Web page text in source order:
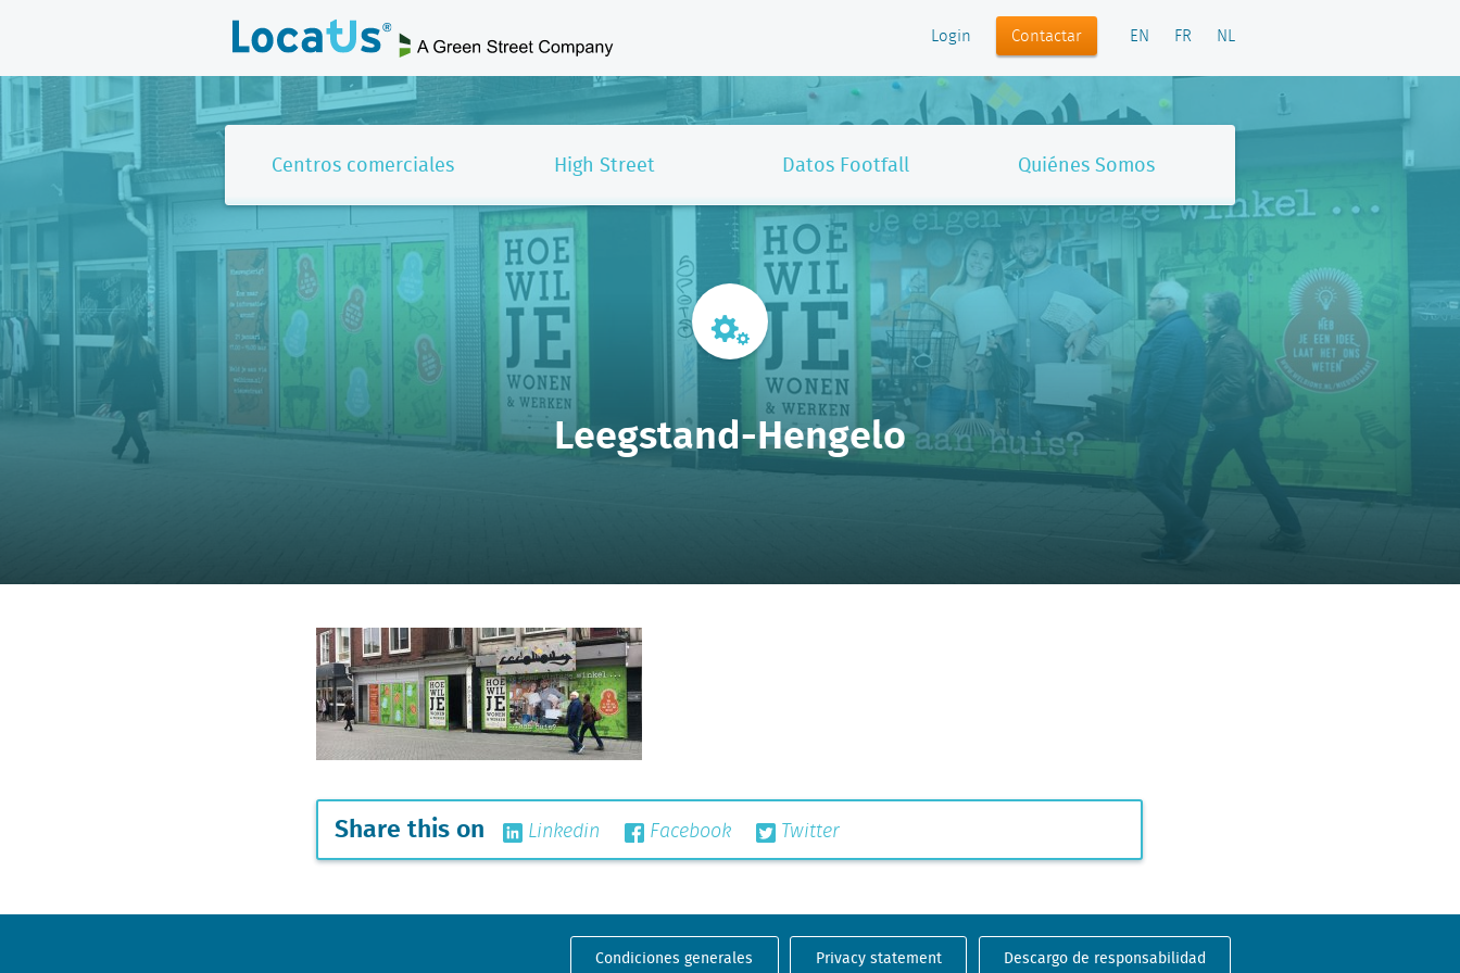
Login Contactar EN FR NL
Centros comerciales High Street Datos Footfall Quiénes Somos
Leegstand-Hengelo
Share this on Linkedin Facebook Twitter
Condiciones generales Privacy statement Descargo de responsabilidad